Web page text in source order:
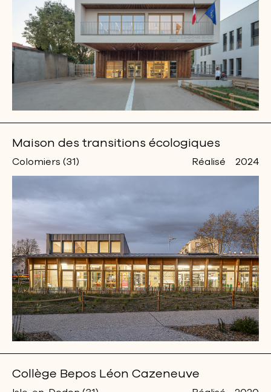
Maison des transitions écologiques
Réalisé
Colomiers (31) 2024
Collège Bepos Léon Cazeneuve